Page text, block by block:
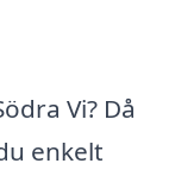
Vi? Då
enkelt